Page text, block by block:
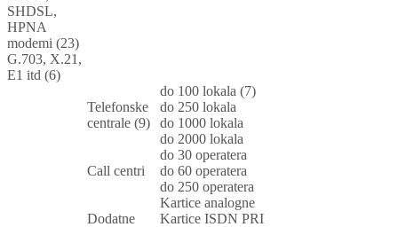
SHDSL,
HPNA
modemi (23)
G.703, X.21,
E1 itd (6)
Telefonske
centrale (9)
do 100 lokala (7)
do 250 lokala
do 1000 lokala
do 2000 lokala
Call centri
do 30 operatera
do 60 operatera
do 250 operatera
Dodatne
Kartice analogne
Kartice ISDN PRI